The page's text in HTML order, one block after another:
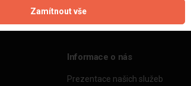
Informace o nás
Prezentace našich služeb
Zamítnout vše